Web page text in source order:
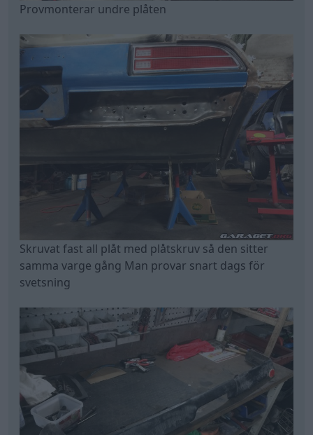
Provmonterar undre plåten
Skruvat fast all plåt med plåtskruv så den sitter
samma varge gång Man provar snart dags för
svetsning